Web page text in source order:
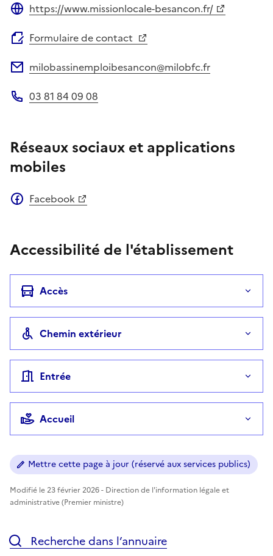
https://www.missionlocale-besancon.fr/
Formulaire de contact
milobassinemploibesancon@milobfc.fr
03 81 84 09 08
Réseaux sociaux et applications
mobiles
Facebook
Accessibilité de l'établissement
Accès
Chemin extérieur
Entrée
Accueil
Mettre cette page à jour (réservé aux services publics)
Modifié le 23 février 2026 - Direction de l'information légale et
administrative (Premier ministre)
Recherche dans l’annuaire